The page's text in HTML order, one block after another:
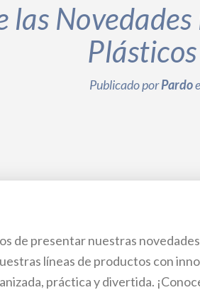
las
Publicado porPardo
de presentar nuestras
líneas de productos con
práctica y divertida.